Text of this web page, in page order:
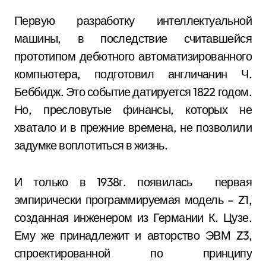
Первую разработку интеллектуальной
машины, в последствие считавшейся
прототипом дебютного автоматизированного
компьютера, подготовил англичанин Ч.
Беббидж. Это событие датируется 1822 годом.
Но, пресловутые финансы, которых не
хватало и в прежние времена, не позволили
задумке воплотиться в жизнь.
И только в 1938г. появилась первая
эмпирически программируемая модель – Z1,
созданная инженером из Германии К. Цузе.
Ему же принадлежит и авторство ЭВМ Z3,
спроектированной по принципу